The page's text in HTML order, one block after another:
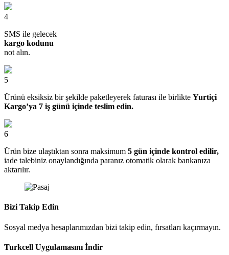
4
SMS ile gelecek
kargo kodunu
not alın.
5
Ürünü eksiksiz bir şekilde paketleyerek faturası ile birlikte Yurtiçi
Kargo’ya 7 iş günü içinde teslim edin.
6
Ürün bize ulaştıktan sonra maksimum 5 gün içinde kontrol edilir,
iade talebiniz onaylandığında paranız otomatik olarak bankanıza
aktarılır.
Bizi Takip Edin
Sosyal medya hesaplarımızdan bizi takip edin, fırsatları kaçırmayın.
Turkcell Uygulamasını İndir